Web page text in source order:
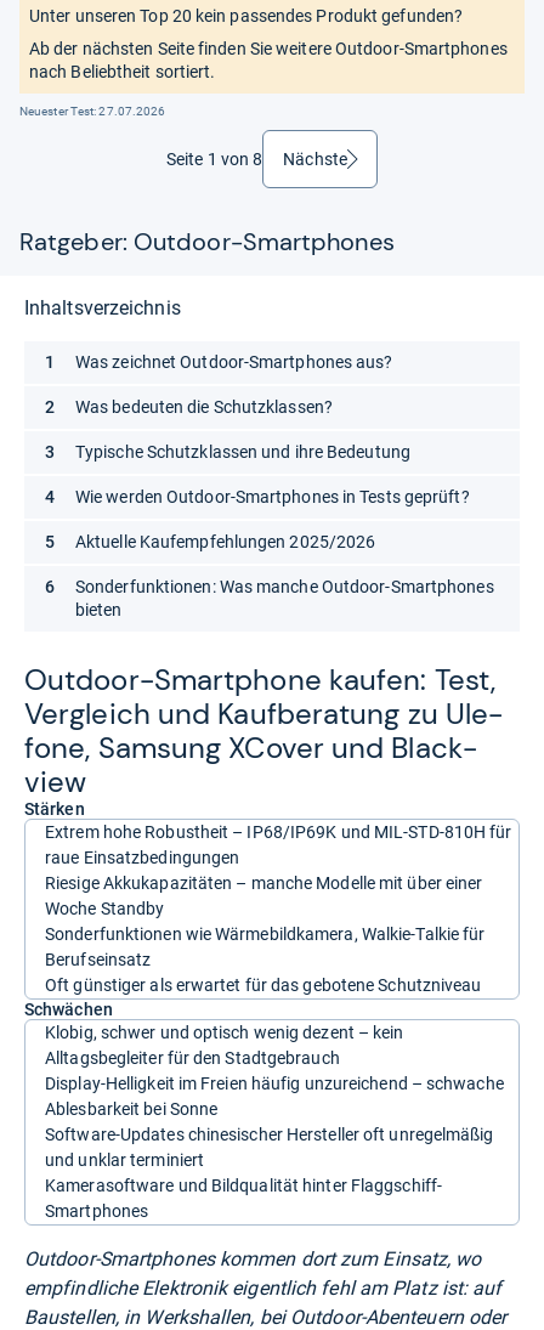
Unter unseren Top 20 kein passendes Produkt gefunden?
Ab der nächsten Seite finden Sie weitere Outdoor-Smartphones
nach Beliebtheit sortiert.
Neuester Test:27.07.2026
Seite 1 von 8 Nächsteweiter
Ratgeber: Outdoor-Smartphones
Out­door-​Smart­phone kau­fen: Test,
Ver­gleich und Kauf­be­ra­tung zu Ule­
fone, Sam­sung XCo­ver und Black­
view
Stärken
Extrem hohe Robustheit – IP68/IP69K und MIL-STD-810H für
raue Einsatzbedingungen
Riesige Akkukapazitäten – manche Modelle mit über einer
Woche Standby
Sonderfunktionen wie Wärmebildkamera, Walkie-Talkie für
Berufseinsatz
Oft günstiger als erwartet für das gebotene Schutzniveau
Schwächen
Klobig, schwer und optisch wenig dezent – kein
Alltagsbegleiter für den Stadtgebrauch
Display-Helligkeit im Freien häufig unzureichend – schwache
Ablesbarkeit bei Sonne
Software-Updates chinesischer Hersteller oft unregelmäßig
und unklar terminiert
Kamerasoftware und Bildqualität hinter Flaggschiff-
Smartphones
Outdoor-Smartphones kommen dort zum Einsatz, wo
empfindliche Elektronik eigentlich fehl am Platz ist: auf
Baustellen, in Werkshallen, bei Outdoor-Abenteuern oder
Inhaltsverzeichnis
Was zeichnet Outdoor-Smartphones aus?
Was bedeuten die Schutzklassen?
Typische Schutzklassen und ihre Bedeutung
Wie werden Outdoor-Smartphones in Tests geprüft?
Aktuelle Kaufempfehlungen 2025/2026
Sonderfunktionen: Was manche Outdoor-Smartphones
bieten